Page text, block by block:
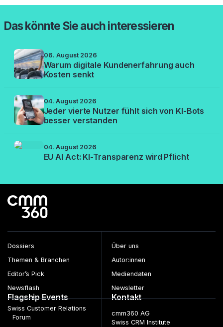
Das könnte Sie auch interessieren
06. August 2026
Warum digitale Kundenerfahrung auch
Kosten senkt
04. August 2026
Jeder vierte Nutzer fühlt sich von KI-Bots
besser verstanden
04. August 2026
EU AI Act: KI-Transparenz wird Pflicht
Dossiers
Themen & Branchen
Editor’s Pick
Newsflash
Über uns
Autor:innen
Mediendaten
Newsletter
Flagship Events
Swiss Customer Relations
Forum
Kontakt
cmm360 AG
Swiss CRM Institute